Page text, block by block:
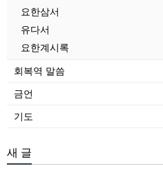
요한삼서
유다서
요한계시록
회복역 말씀
금언
기도
새 글